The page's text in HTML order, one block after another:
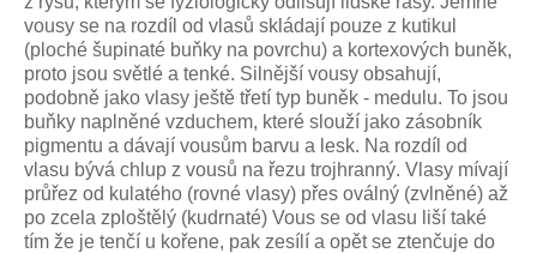
vousy se na rozdíl od vlasů skládají pouze z kutikul
(ploché šupinaté buňky na povrchu) a kortexových buněk,
proto jsou světlé a tenké. Silnější vousy obsahují,
podobně jako vlasy ještě třetí typ buněk - medulu. To jsou
buňky naplněné vzduchem, které slouží jako zásobník
pigmentu a dávají vousům barvu a lesk. Na rozdíl od
vlasu bývá chlup z vousů na řezu trojhranný. Vlasy mívají
průřez od kulatého (rovné vlasy) přes oválný (zvlněné) až
po zcela zploštělý (kudrnaté) Vous se od vlasu liší také
tím že je tenčí u kořene, pak zesílí a opět se ztenčuje do